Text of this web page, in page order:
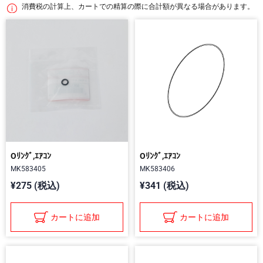
消費税の計算上、カートでの精算の際に合計額が異なる場合があります。
Oﾘﾝｸﾞ,ｴｱｺﾝ
MK583405
¥275 (税込)
カートに追加
Oﾘﾝｸﾞ,ｴｱｺﾝ
MK583406
¥341 (税込)
カートに追加